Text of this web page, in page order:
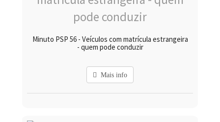
Minuto PSP 56 - Veículos com matrícula estrangeira
- quem pode conduzir
Mais info